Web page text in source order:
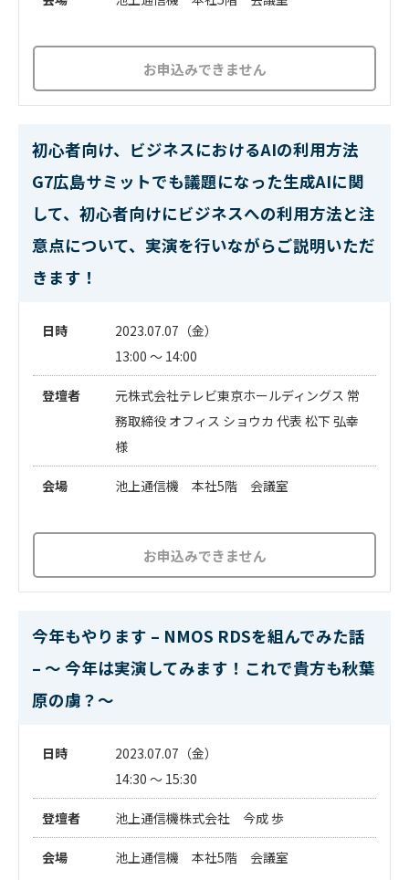
お申込みできません
初心者向け、ビジネスにおけるAIの利用方法
G7広島サミットでも議題になった生成AIに関
して、初心者向けにビジネスへの利用方法と注
意点について、実演を行いながらご説明いただ
きます！
日時
2023.07.07（金）
13:00 ～ 14:00
登壇者
元株式会社テレビ東京ホールディングス 常
務取締役 オフィス ショウカ 代表 松下 弘幸
様
会場 池上通信機 本社5階 会議室
お申込みできません
今年もやります – NMOS RDSを組んでみた話
– ～ 今年は実演してみます！これで貴方も秋葉
原の虜？～
日時
2023.07.07（金）
14:30 ～ 15:30
登壇者 池上通信機株式会社 今成 歩
会場 池上通信機 本社5階 会議室